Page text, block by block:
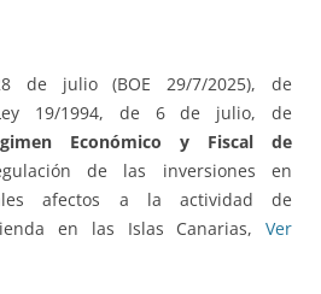
de julio (BOE 29/7/2025), de
19/1994, de 6 de julio, de
Económico y Fiscal de
de las inversiones en
afectos a la actividad de
en las Islas Canarias, Ver